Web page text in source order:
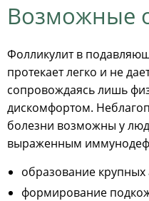
Возможные
Фолликулит в
протекает легко и не
сопровождаясь лишь
дискомфортом.
болезни возможны у
выраженным
образование крупных
формирование